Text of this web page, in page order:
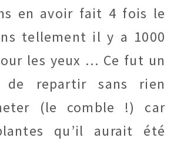
en avoir fait 4 fois le
tellement il y a 1000
les yeux … Ce fut un
de repartir sans rien
(le comble !) car
qu’il aurait été